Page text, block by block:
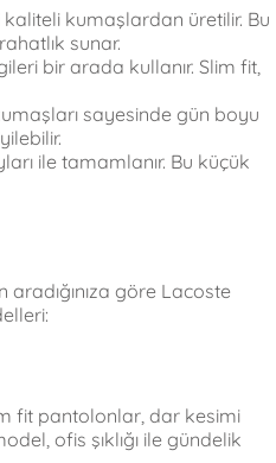
kumaşlardan üretilir. Bu
sunar.
bir arada kullanır. Slim fit,
sayesinde gün boyu
ile tamamlanır. Bu küçük
göre Lacoste
fit pantolonlar, dar kesimi
ofis şıklığı ile gündelik